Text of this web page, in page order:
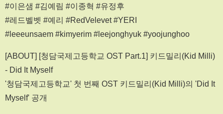
#이은샘 #김예림 #이종혁 #유정후
#레드벨벳 #예리 #RedVelevet #YERI
#leeeunsaem #kimyerim #leejonghyuk #yoojunghoo
[ABOUT] [청담국제고등학교 OST Part.1] 키드밀리(Kid Milli)
- Did It Myself
'청담국제고등학교' 첫 번째 OST 키드밀리(Kid Milli)의 'Did It
Myself' 공개